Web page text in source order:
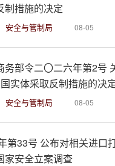
制措施的决定
安全与管制局 08-05
务部令二〇二六年第2号
实体采取反制措施的决
安全与管制局 08-05
第33号 公布对相关进口
家安全立案调查